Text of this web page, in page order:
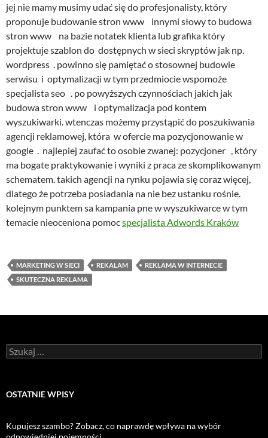
jej nie mamy musimy udać się do profesjonalisty, który
proponuje budowanie stron www innymi słowy to budowa
stron www na bazie notatek klienta lub grafika który
projektuje szablon do dostępnych w sieci skryptów jak np.
wordpress . powinno się pamiętać o stosownej budowie
serwisu i optymalizacji w tym przedmiocie wspomoże
specjalista seo . po powyższych czynnościach jakich jak
budowa stron www i optymalizacja pod kontem
wyszukiwarki. wtenczas możemy przystąpić do poszukiwania
agencji reklamowej, która w ofercie ma pozycjonowanie w
google . najlepiej zaufać to osobie zwanej: pozycjoner , który
ma bogate praktykowanie i wyniki z praca ze skomplikowanym
schematem. takich agencji na rynku pojawia się coraz więcej,
dlatego że potrzeba posiadania na nie bez ustanku rośnie.
kolejnym punktem sa kampania pne w wyszukiwarce w tym
temacie nieoceniona pomocspecjalista Adwords Kraków
MARKETING W SIECI REKALAM
REKLAMA W INTERNECIE
SKUTECZNA REKLAMA
Szukaj:
OSTATNIE WPISY
Kupujesz szambo? Zobacz, co naprawdę wpływa na wybór